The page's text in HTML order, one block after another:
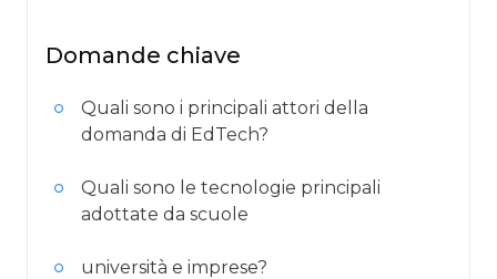
Domande chiave
Quali sono i principali attori della
domanda di EdTech?
Quali sono le tecnologie principali
adottate da scuole
università e imprese?